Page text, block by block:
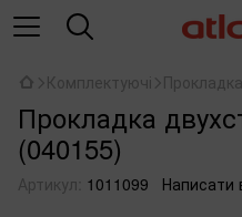
Комплектуючі
Прокладка
(040155)
Артикул: 1011099 Написати